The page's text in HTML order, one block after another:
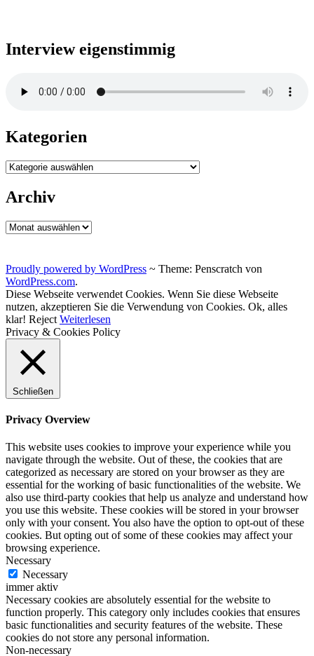
Interview eigenstimmig
Kategorien
Kategorien
Archiv
Archiv
Proudly powered by WordPress ~ Theme: Penscratch von
WordPress.com.
Diese Webseite verwendet Cookies. Wenn Sie diese Webseite
nutzen, akzeptieren Sie die Verwendung von Cookies. Ok, alles
klar! Reject Weiterlesen
Privacy & Cookies Policy
Schließen
Privacy Overview
This website uses cookies to improve your experience while you
navigate through the website. Out of these, the cookies that are
categorized as necessary are stored on your browser as they are
essential for the working of basic functionalities of the website. We
also use third-party cookies that help us analyze and understand how
you use this website. These cookies will be stored in your browser
only with your consent. You also have the option to opt-out of these
cookies. But opting out of some of these cookies may affect your
browsing experience.
Necessary
Necessary
immer aktiv
Necessary cookies are absolutely essential for the website to
function properly. This category only includes cookies that ensures
basic functionalities and security features of the website. These
cookies do not store any personal information.
Non-necessary